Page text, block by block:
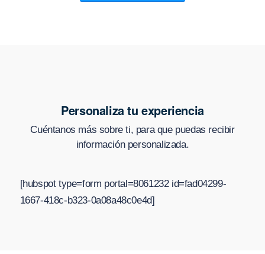
Personaliza tu experiencia
Cuéntanos más sobre ti, para que puedas recibir
información personalizada.
[hubspot type=form portal=8061232 id=fad04299-
1667-418c-b323-0a08a48c0e4d]